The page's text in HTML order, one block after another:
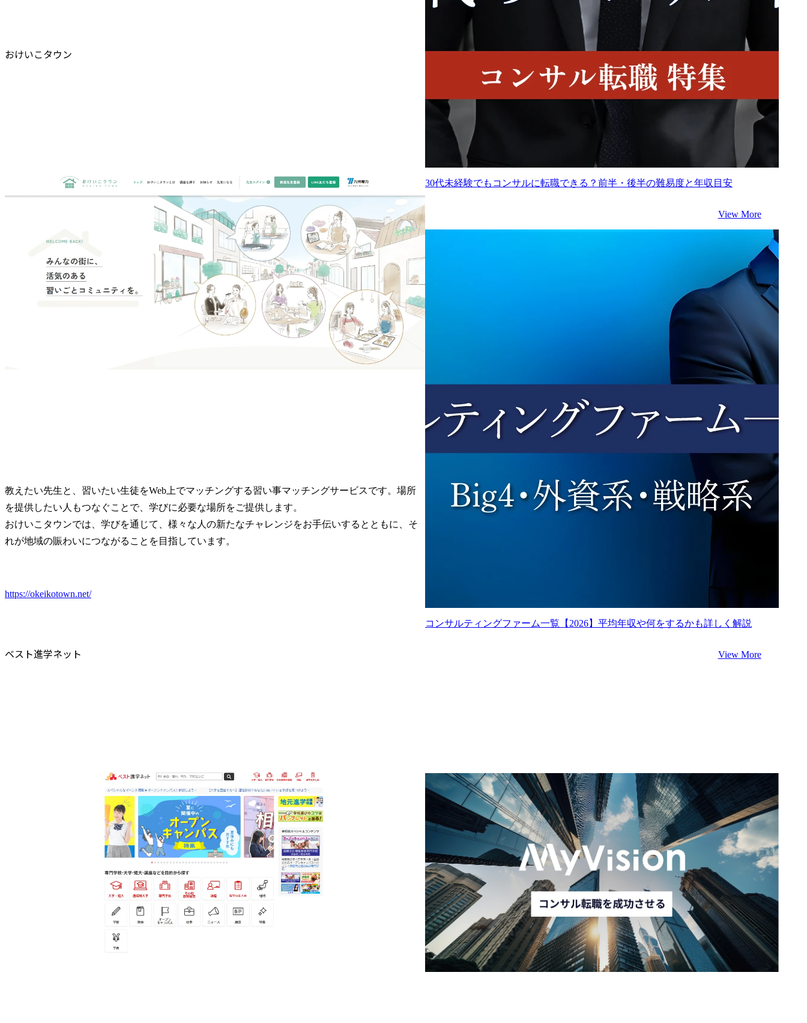
おけいこタウン
教えたい先生と、習いたい生徒をWeb上でマッチングする習い事マッチングサービスです。場所
を提供したい人もつなぐことで、学びに必要な場所をご提供します。
おけいこタウンでは、学びを通じて、様々な人の新たなチャレンジをお手伝いするとともに、そ
れが地域の賑わいにつながることを目指しています。
https://okeikotown.net/
ベスト進学ネット
30代未経験でもコンサルに転職できる？前半・後半の難易度と年収目安
View More
コンサルティングファーム一覧【2026】平均年収や何をするかも詳しく解説
View More